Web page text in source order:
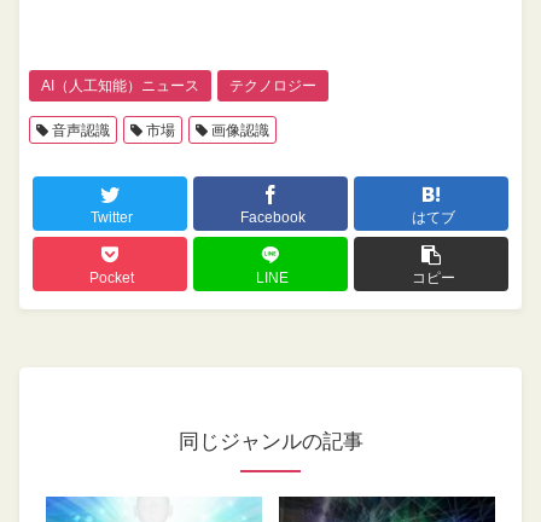
AI（人工知能）ニュース テクノロジー
音声認識 市場 画像認識
Twitter Facebook はてブ
Pocket LINE コピー
同じジャンルの記事